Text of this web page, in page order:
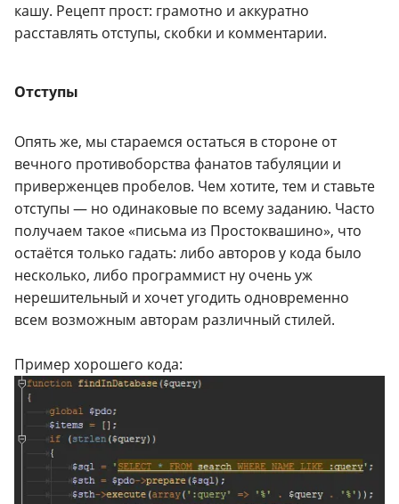
кашу. Рецепт прост: грамотно и аккуратно
расставлять отступы, скобки и комментарии.
Отступы
Опять же, мы стараемся остаться в стороне от
вечного противоборства фанатов табуляции и
приверженцев пробелов. Чем хотите, тем и ставьте
отступы — но одинаковые по всему заданию. Часто
получаем такое «письма из Простоквашино», что
остаётся только гадать: либо авторов у кода было
несколько, либо программист ну очень уж
нерешительный и хочет угодить одновременно
всем возможным авторам различный стилей.
Пример хорошего кода: